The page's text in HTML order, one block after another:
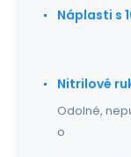
Náplasti s
Nitrilové
Odolné,
o